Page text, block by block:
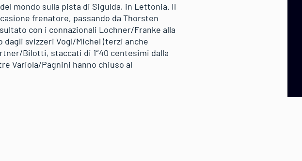
mondo sulla pista di Sigulda, in Lettonia. Il
frenatore, passando da Thorsten
con i connazionali Lochner/Franke alla
dagli svizzeri Vogl/Michel (terzi anche
Bilotti, staccati di 1″40 centesimi dalla
Variola/Pagnini hanno chiuso al